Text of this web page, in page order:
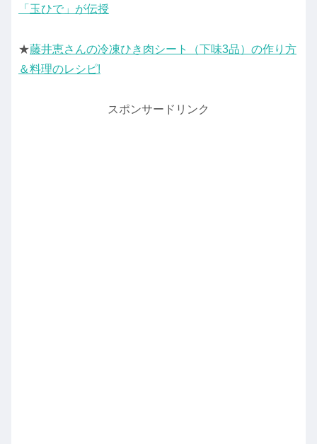
「玉ひで」が伝授
★藤井恵さんの冷凍ひき肉シート（下味3品）の作り方
＆料理のレシピ!
スポンサードリンク